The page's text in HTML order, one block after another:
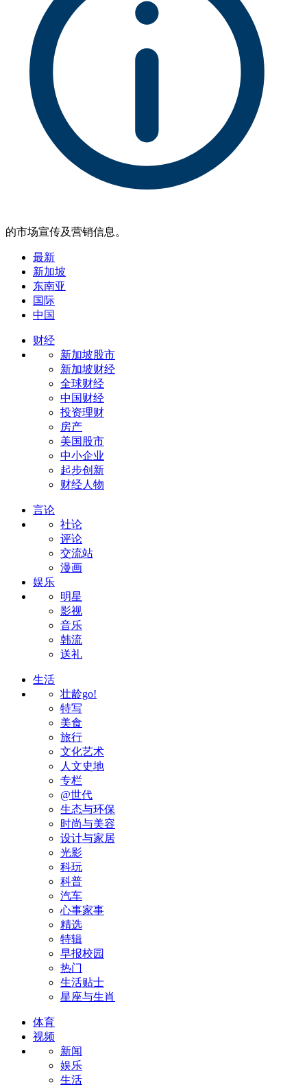
的市场宣传及营销信息。
最新
新加坡
东南亚
国际
中国
财经
新加坡股市
新加坡财经
全球财经
中国财经
投资理财
房产
美国股市
中小企业
起步创新
财经人物
言论
社论
评论
交流站
漫画
娱乐
明星
影视
音乐
韩流
送礼
生活
壮龄go!
特写
美食
旅行
文化艺术
人文史地
专栏
@世代
生态与环保
时尚与美容
设计与家居
光影
科玩
科普
汽车
心事家事
精选
特辑
早报校园
热门
生活贴士
星座与生肖
体育
视频
新闻
娱乐
生活